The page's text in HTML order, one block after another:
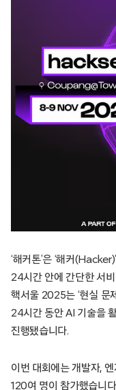
‘해커톤’은 ‘해커
24시간 안에 간단한 서
핵서울 2025는 ‘현실 문
24시간 동안 AI 기술을
진행됐습니다.
이번 대회에는 개발자,
120여 명이 참가했습니